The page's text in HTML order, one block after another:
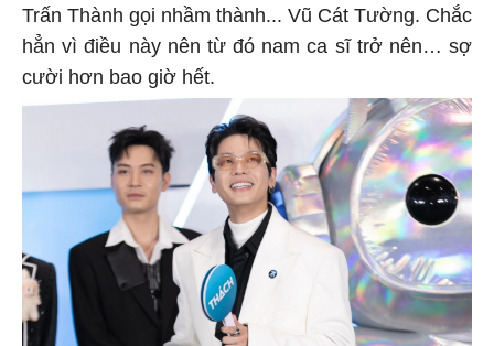
Trấn Thành gọi nhầm thành... Vũ Cát Tường. Chắc
hẳn vì điều này nên từ đó nam ca sĩ trở nên… sợ
cười hơn bao giờ hết.